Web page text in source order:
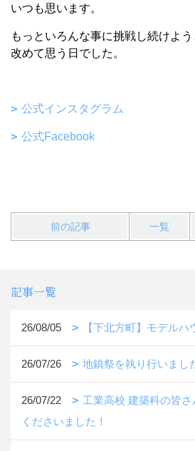
いつも思います。
もっといろんな事に挑戦し続けよう
改めて思う日でした。
公式インスタグラム
公式Facebook
前の記事 一覧
記事一覧
26/08/05 【下北方町】モデルハ
26/07/26 地鎮祭を執り行いまし
26/07/22
工業高校 建築科の皆
くださいました！